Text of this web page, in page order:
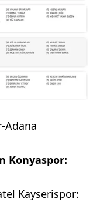
Adana
Konyaspor:
Kayserispor: